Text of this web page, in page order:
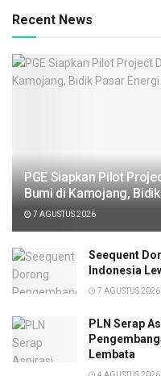
Recent News
PGE Siapkan Pilot
Bumi di Kamojang,
7 AGUSTUS 2026
Seequent
Indonesia
7 AGUSTUS 2026
PLN Serap
Lembata